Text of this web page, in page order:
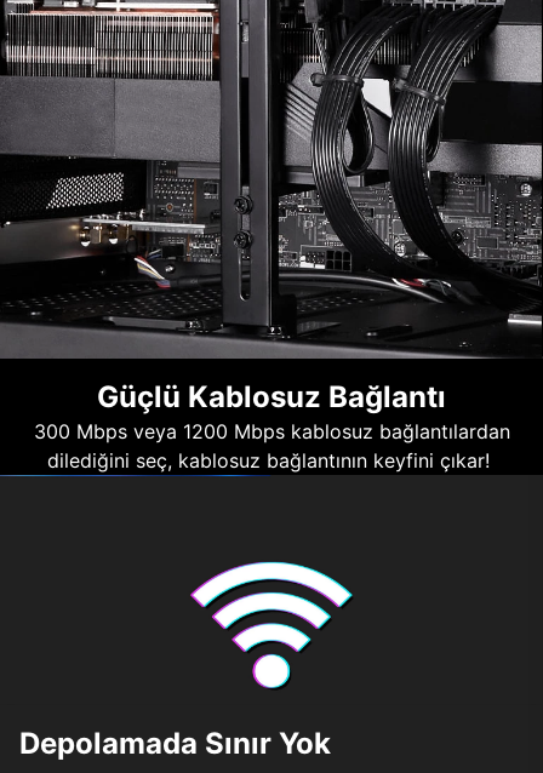
Güçlü Kablosuz Bağlantı
300 Mbps veya 1200 Mbps kablosuz bağlantılardan
dilediğini seç, kablosuz bağlantının keyfini çıkar!
Depolamada Sınır Yok